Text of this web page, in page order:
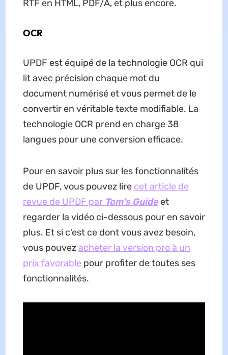
RTF en HTML, PDF/A, et plus encore.
OCR
UPDF est équipé de la technologie OCR qui
lit avec précision chaque mot du
document numérisé et vous permet de le
convertir en véritable texte modifiable. La
technologie OCR prend en charge 38
langues pour une conversion efficace.
Pour en savoir plus sur les fonctionnalités
de UPDF, vous pouvez lire cet article de
revue de UPDF par Tom's Guideet
regarder la vidéo ci-dessous pour en savoir
plus. Et si c'est ce dont vous avez besoin,
vous pouvezacheter la version pro à un
prix favorable pour profiter de toutes ses
fonctionnalités.